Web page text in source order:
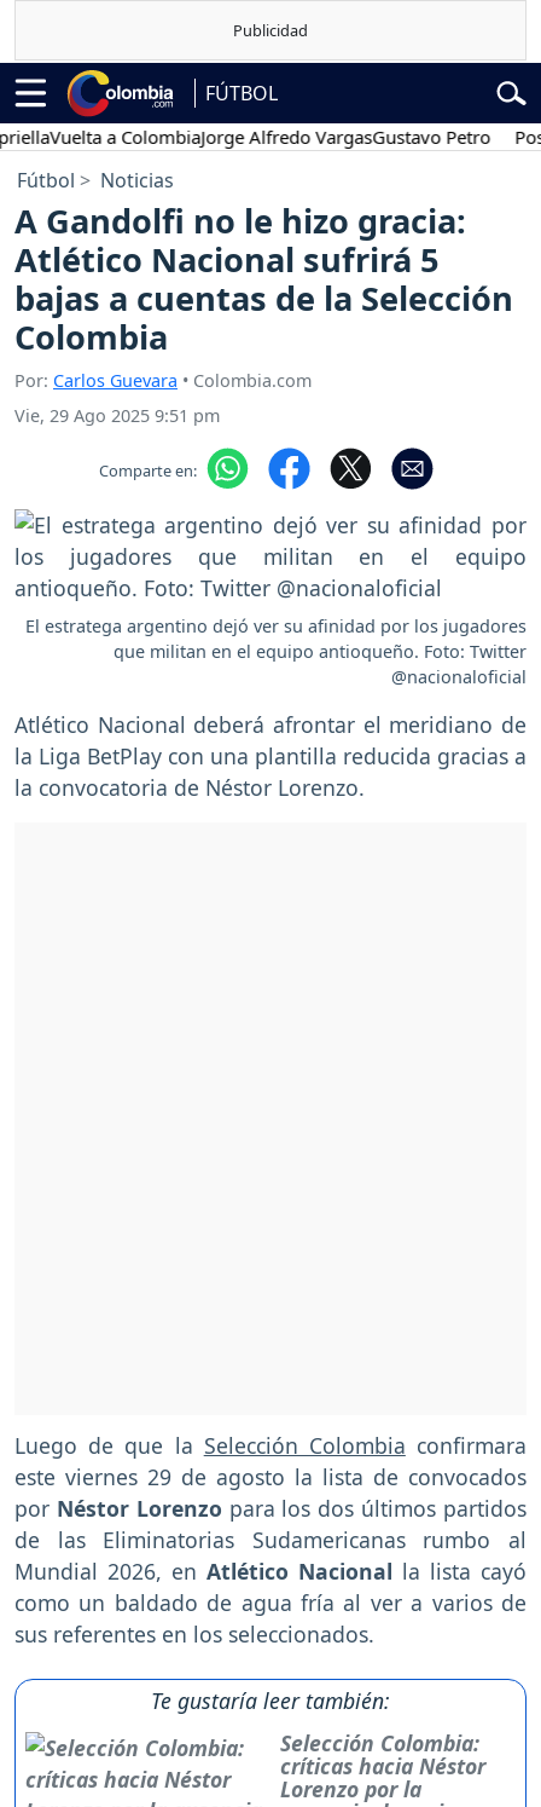
FÚTBOL
a ColombiaJorge Alfredo VargasGustavo Petro
Fútbol Noticias
A Gandolfi no le hizo gracia:
Atlético Nacional sufrirá 5
bajas a cuentas de la Selección
Colombia
Por: Carlos Guevara • Colombia.com
Vie, 29 Ago 2025 9:51 pm
Comparte en:
El estratega argentino dejó ver su afinidad por los jugadores
que militan en el equipo antioqueño. Foto: Twitter
@nacionaloficial
Atlético Nacional deberá afrontar el meridiano de
la Liga BetPlay con una plantilla reducida gracias a
la convocatoria de Néstor Lorenzo.
Luego de que la Selección Colombia confirmara
este viernes 29 de agosto la lista de convocados
por Néstor Lorenzo para los dos últimos partidos
de las Eliminatorias Sudamericanas rumbo al
Mundial 2026, en Atlético Nacional la lista cayó
como un baldado de agua fría al ver a varios de
sus referentes en los seleccionados.
Te gustaría leer también:
Selección Colombia:
críticas hacia Néstor
Lorenzo por la